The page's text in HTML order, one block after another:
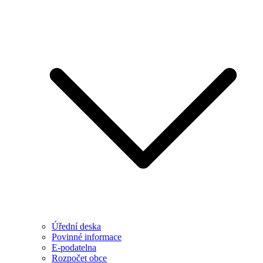
Úřední deska
Povinné informace
E-podatelna
Rozpočet obce